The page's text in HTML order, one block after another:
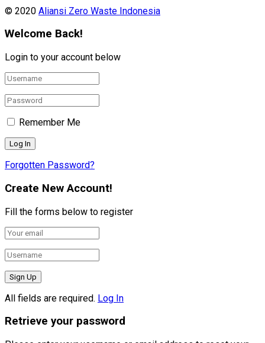
© 2020 Aliansi Zero Waste Indonesia
Welcome Back!
Login to your account below
Remember Me
Forgotten Password?
Create New Account!
Fill the forms below to register
All fields are required. Log In
Retrieve your password